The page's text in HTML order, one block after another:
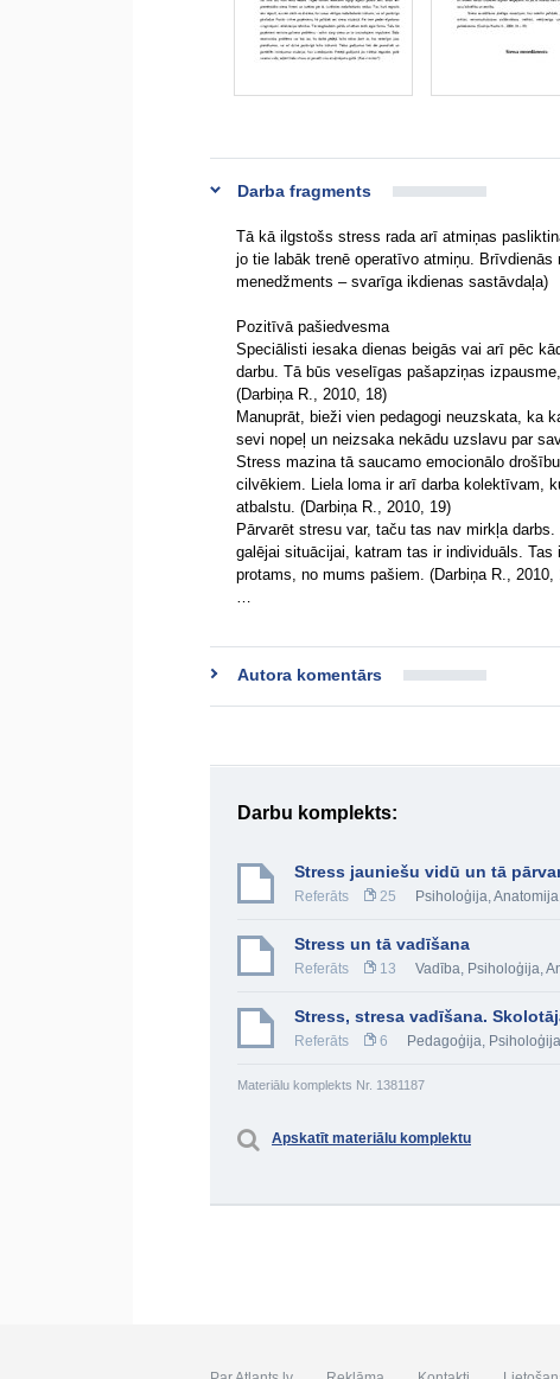
Darba fragments
Tā kā ilgstošs stress rada arī atmiņas
jo tie labāk trenē operatīvo atmiņu.
menedžments – svarīga ikdienas sastāvdaļa)
Pozitīvā pašiedvesma
Speciālisti iesaka dienas beigās vai arī pēc
darbu. Tā būs veselīgas pašapziņas
(Darbiņa R., 2010, 18)
Manuprāt, bieži vien pedagogi neuzskata, ka
sevi nopeļ un neizsaka nekādu uzslavu par
Stress mazina tā saucamo emocionālo
cilvēkiem. Liela loma ir arī darba kolektīvam,
atbalstu. (Darbiņa R., 2010, 19)
Pārvarēt stresu var, taču tas nav mirkļa
galējai situācijai, katram tas ir individuāls.
protams, no mums pašiem. (Darbiņa R., 2010,
…
Autora komentārs
Darbu komplekts:
Stress jauniešu vidū un tā
Referāts 25 Psiholoģija,
Stress un tā vadīšana
Referāts 13 Vadība, Psiholoģija,
Stress, stresa vadīšana.
Referāts 6 Pedagoģija, Psiholoģija
Materiālu komplekts Nr. 1381187
Apskatīt materiālu komplektu